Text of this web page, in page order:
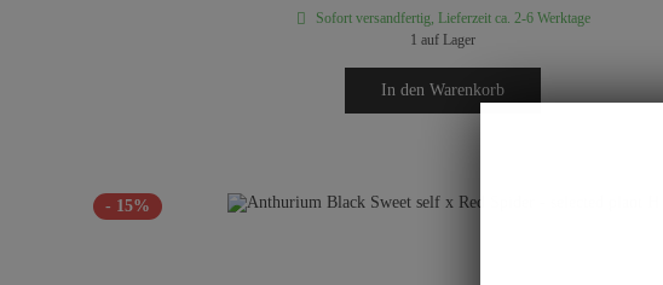
Sofort versandfertig, Lieferzeit ca. 2-6 Werktage
1 auf Lager
In den Warenkorb
- 15%